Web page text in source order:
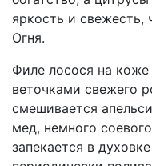
яркость и свежесть,
Огня.
Филе лосося на
веточками свежего
смешивается
мед, немного
запекается в